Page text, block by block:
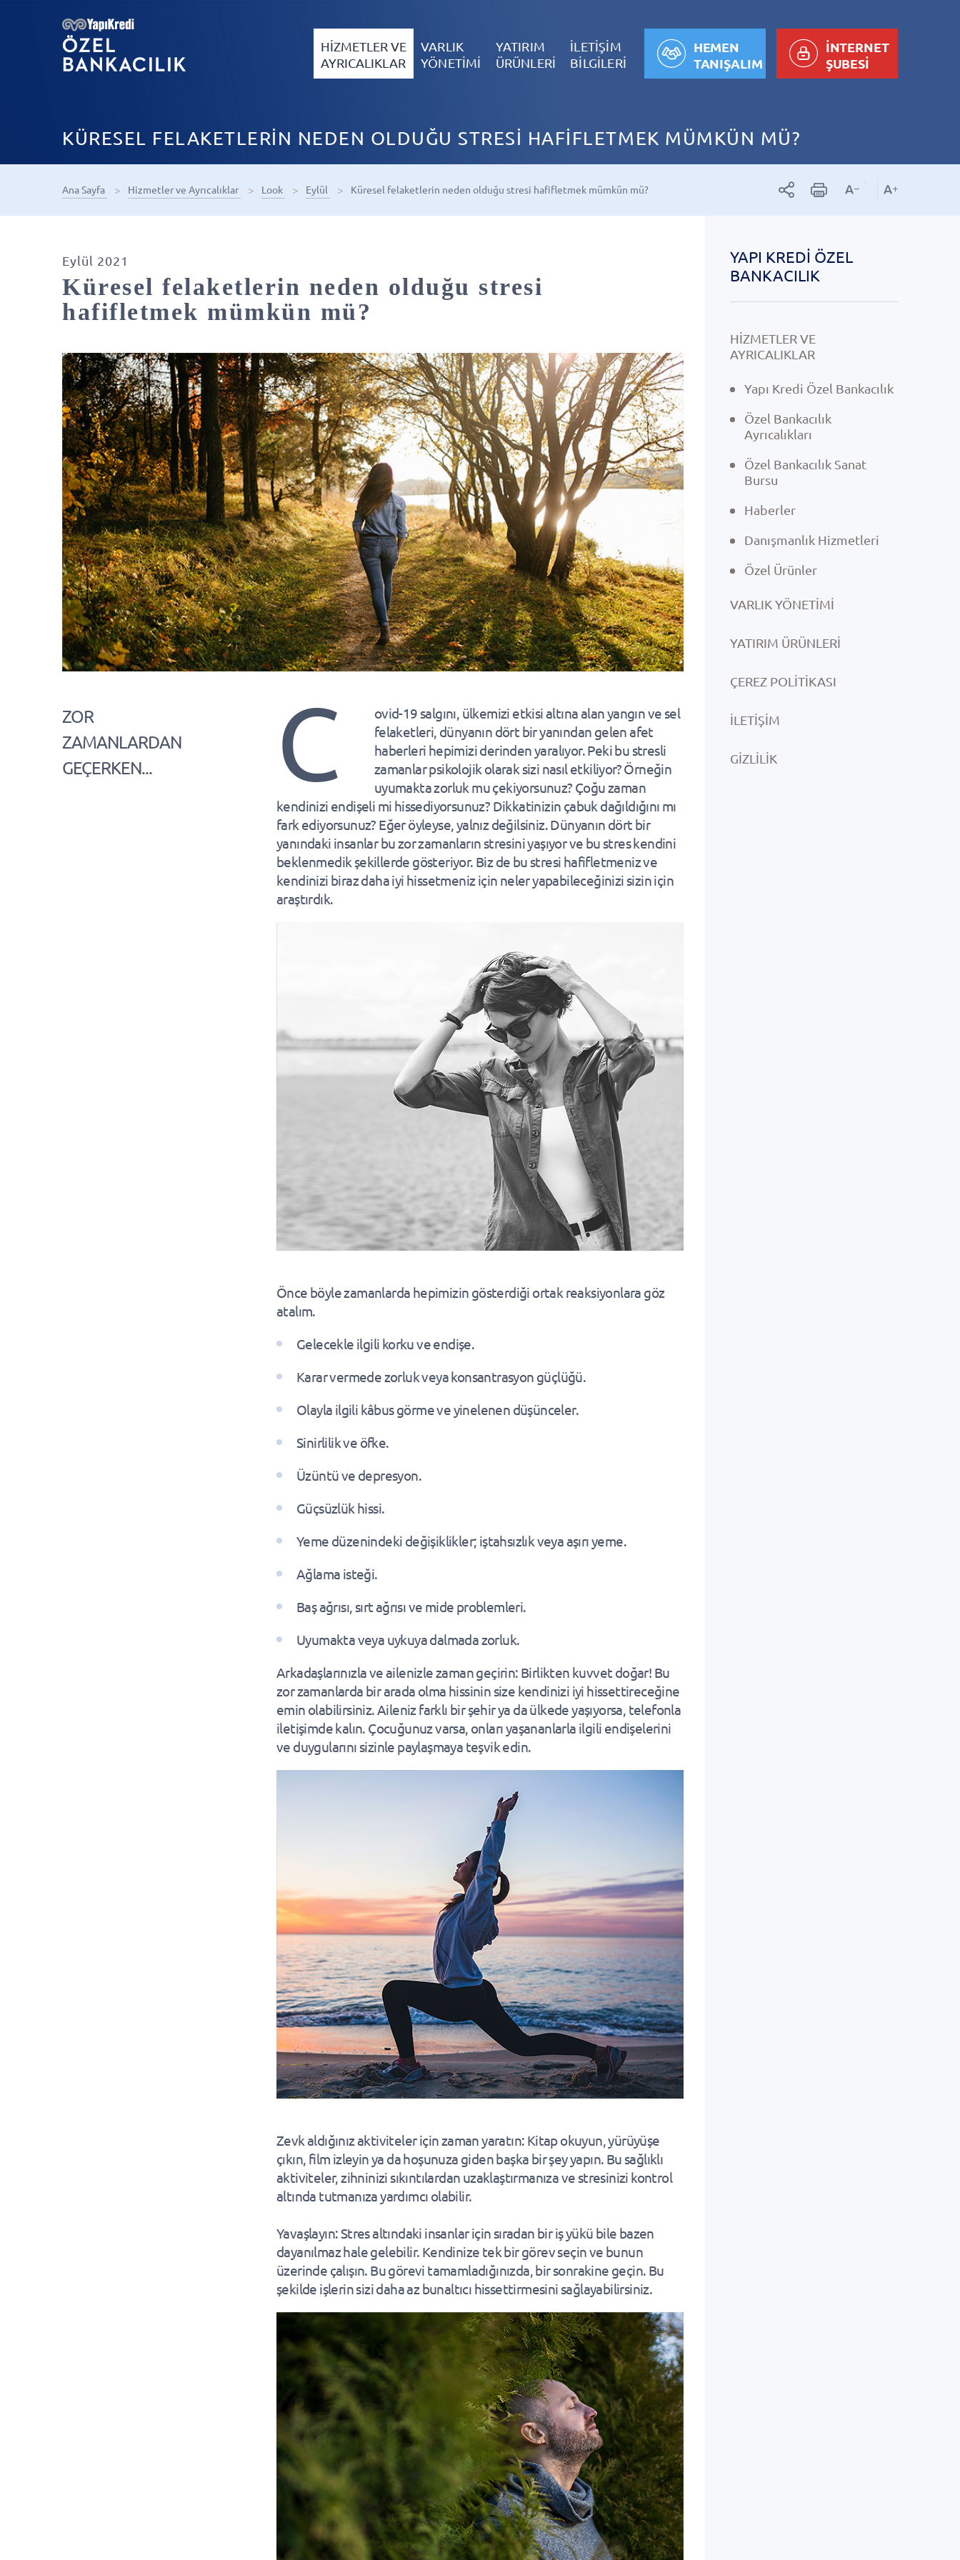
HİZMETLER VE
AYRICALIKLAR
VARLIK
YÖNETİMİ
YATIRIM
ÜRÜNLERİ
İLETİŞİM
BİLGİLERİ
İNTERNET
ŞUBESİ
HEMEN
TANIŞALIM
KÜRESEL FELAKETLERİN NEDEN OLDUĞU STRESİ HAFİFLETMEK MÜMKÜN MÜ?
Ana Sayfa Hizmetler ve Ayrıcalıklar Look Eylül Küresel felaketlerin neden olduğu stresi hafifletmek mümkün mü?
Eylül 2021
Küresel felaketlerin neden olduğu stresi
hafifletmek mümkün mü?
ZOR
ZAMANLARDAN
GEÇERKEN...
C
ovid-19 salgını, ülkemizi etkisi altına alan yangın ve sel
felaketleri, dünyanın dört bir yanından gelen afet
haberleri hepimizi derinden yaralıyor. Peki bu stresli
zamanlar psikolojik olarak sizi nasıl etkiliyor? Örneğin
uyumakta zorluk mu çekiyorsunuz? Çoğu zaman
kendinizi endişeli mi hissediyorsunuz? Dikkatinizin çabuk dağıldığını mı
fark ediyorsunuz? Eğer öyleyse, yalnız değilsiniz. Dünyanın dört bir
yanındaki insanlar bu zor zamanların stresini yaşıyor ve bu stres kendini
beklenmedik şekillerde gösteriyor. Biz de bu stresi hafifletmeniz ve
kendinizi biraz daha iyi hissetmeniz için neler yapabileceğinizi sizin için
araştırdık.
Önce böyle zamanlarda hepimizin gösterdiği ortak reaksiyonlara göz
atalım.
Gelecekle ilgili korku ve endişe.
Karar vermede zorluk veya konsantrasyon güçlüğü.
Olayla ilgili kâbus görme ve yinelenen düşünceler.
Sinirlilik ve öfke.
Üzüntü ve depresyon.
Güçsüzlük hissi.
Yeme düzenindeki değişiklikler; iştahsızlık veya aşırı yeme.
Ağlama isteği.
Baş ağrısı, sırt ağrısı ve mide problemleri.
Uyumakta veya uykuya dalmada zorluk.
Arkadaşlarınızla ve ailenizle zaman geçirin: Birlikten kuvvet doğar! Bu
zor zamanlarda bir arada olma hissinin size kendinizi iyi hissettireceğine
emin olabilirsiniz. Aileniz farklı bir şehir ya da ülkede yaşıyorsa, telefonla
iletişimde kalın. Çocuğunuz varsa, onları yaşananlarla ilgili endişelerini
ve duygularını sizinle paylaşmaya teşvik edin.
Zevk aldığınız aktiviteler için zaman yaratın: Kitap okuyun, yürüyüşe
çıkın, film izleyin ya da hoşunuza giden başka bir şey yapın. Bu sağlıklı
aktiviteler, zihninizi sıkıntılardan uzaklaştırmanıza ve stresinizi kontrol
altında tutmanıza yardımcı olabilir.
Yavaşlayın: Stres altındaki insanlar için sıradan bir iş yükü bile bazen
dayanılmaz hale gelebilir. Kendinize tek bir görev seçin ve bunun
üzerinde çalışın. Bu görevi tamamladığınızda, bir sonrakine geçin. Bu
şekilde işlerin sizi daha az bunaltıcı hissettirmesini sağlayabilirsiniz.
YAPI KREDI ÖZEL
BANKACILIK
HİZMETLER VE
AYRICALIKLAR
Yapı Kredi Özel Bankacılık
Özel Bankacılık
Ayrıcalıkları
Özel Bankacılık Sanat
Bursu
Haberler
Danışmanlık Hizmetleri
Özel Ürünler
VARLIK YÖNETIMI
YATIRIM ÜRÜNLERI
ÇEREZ POLITIKASI
İLETIŞIM
GIZLILIK